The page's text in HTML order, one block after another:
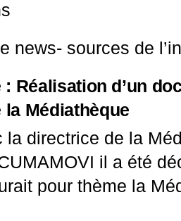
news- sources de
Réalisation d’un
la Médiathèque
la directrice de la
il a été
pour thème la